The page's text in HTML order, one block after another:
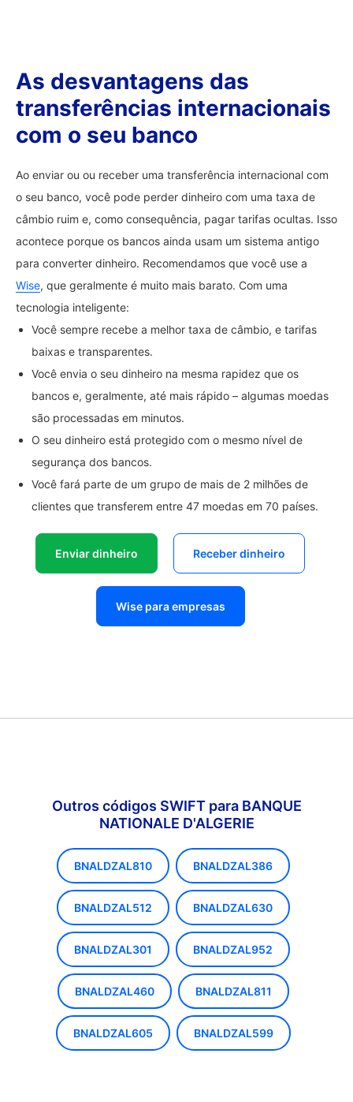
As desvantagens das
transferências internacionais
com o seu banco
Ao enviar ou ou receber uma transferência internacional com
o seu banco, você pode perder dinheiro com uma taxa de
câmbio ruim e, como consequência, pagar tarifas ocultas. Isso
acontece porque os bancos ainda usam um sistema antigo
para converter dinheiro. Recomendamos que você use a
Wise, que geralmente é muito mais barato. Com uma
tecnologia inteligente:
Você sempre recebe a melhor taxa de câmbio, e tarifas
baixas e transparentes.
Você envia o seu dinheiro na mesma rapidez que os
bancos e, geralmente, até mais rápido – algumas moedas
são processadas em minutos.
O seu dinheiro está protegido com o mesmo nível de
segurança dos bancos.
Você fará parte de um grupo de mais de 2 milhões de
clientes que transferem entre 47 moedas em 70 países.
Enviar dinheiro Receber dinheiro
Wise para empresas
Outros códigos SWIFT para BANQUE
NATIONALE D'ALGERIE
BNALDZAL810 BNALDZAL386
BNALDZAL512 BNALDZAL630
BNALDZAL301 BNALDZAL952
BNALDZAL460 BNALDZAL811
BNALDZAL605 BNALDZAL599